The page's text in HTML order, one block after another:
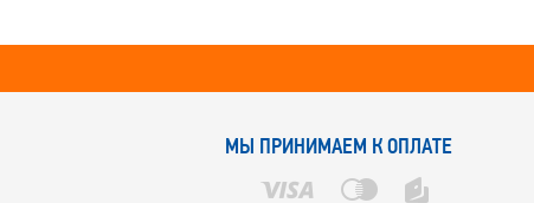
МЫ ПРИНИМАЕМ К ОПЛАТЕ